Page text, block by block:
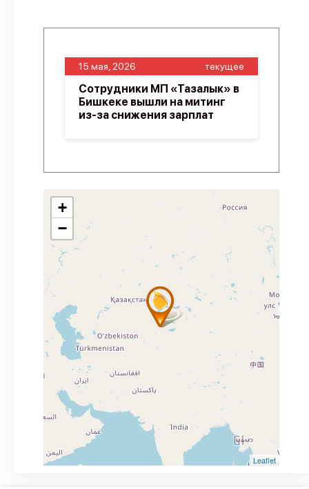
15 мая, 2026 текущее
Сотрудники МП «Тазалык» в
Бишкеке вышли на митинг
из-за снижения зарплат
+
−
Leaflet